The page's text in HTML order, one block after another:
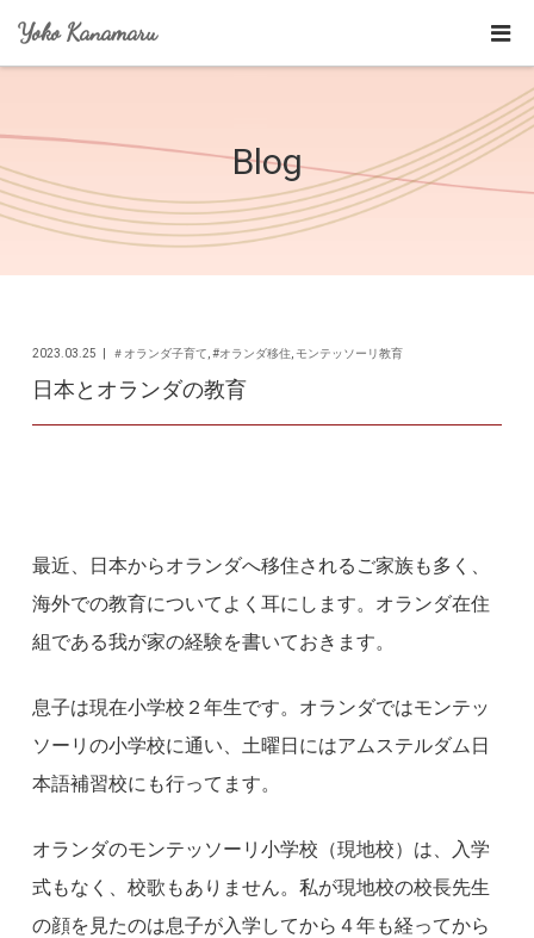
Yoko Kanamaru
Blog
日本とオランダの教育
2023.03.25 ＃オランダ子育て ,#オランダ移住 ,モンテッソーリ教育
最近、日本からオランダへ移住されるご家族も多く、
海外での教育についてよく耳にします。オランダ在住
組である我が家の経験を書いておきます。
息子は現在小学校２年生です。オランダではモンテッ
ソーリの小学校に通い、土曜日にはアムステルダム日
本語補習校にも行ってます。
オランダのモンテッソーリ小学校（現地校）は、入学
式もなく、校歌もありません。私が現地校の校長先生
の顔を見たのは息子が入学してから４年も経ってから